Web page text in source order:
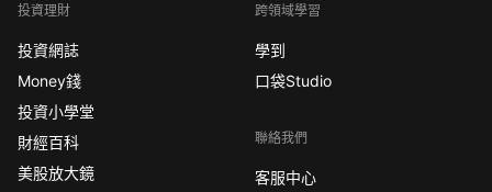
投資理財
投資網誌
Money錢
投資小學堂
財經百科
美股放大鏡
跨領域學習
學到
口袋Studio
聯絡我們
客服中心